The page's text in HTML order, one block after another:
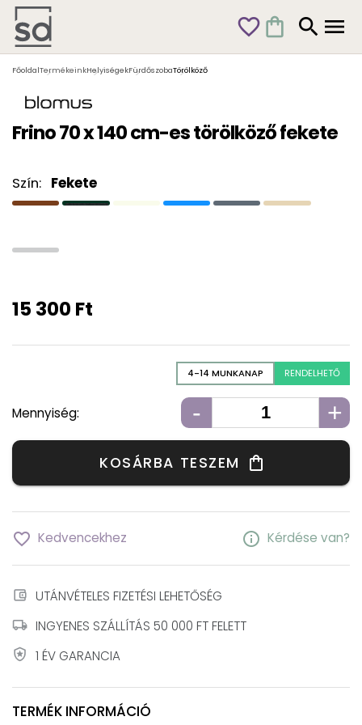
favorite_outline shopping_bag search menu
FőoldalTermékeinkHelyiségekFürdőszobaTörölköző
Frino 70 x 140 cm-es törölköző fekete
15 300 Ft
Szín: Fekete
4-14 MUNKANAP RENDELHETŐ
Mennyiség: - +
KOSÁRBA TESZEM shopping_bag
favorite_border Kedvencekhez info Kérdése van?
account_balance_wallet UTÁNVÉTELES FIZETÉSI LEHETŐSÉG
local_shipping INGYENES SZÁLLÍTÁS 50 000 FT FELETT
local_police 1 ÉV GARANCIA
TERMÉK INFORMÁCIÓ